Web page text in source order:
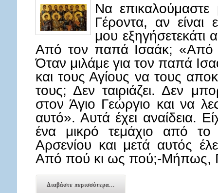
Να επικαλούμαστε
Γέροντα, αν
μου
Από τον παπά Ισαάκ; «Από
Όταν μιλάμε για τον παπά
και τους Αγίους να τους
τους; Δεν ταιριάζει. Δεν
στον Άγιο Γεώργιο και να
αυτό». Αυτά έχει αναίδεια.
ένα μικρό τεμάχιο από το
Αρσενίου και μετά αυτός
Από πού κι ως πού;-Μήπως,
Διαβάστε περισσότερα...